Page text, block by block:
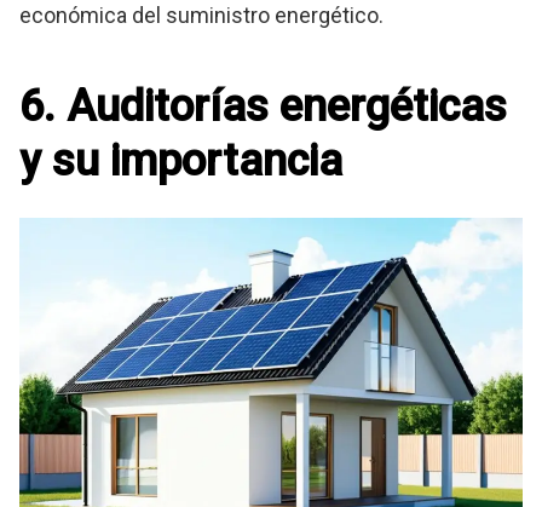
económica del suministro energético.
6. Auditorías energéticas
y su importancia